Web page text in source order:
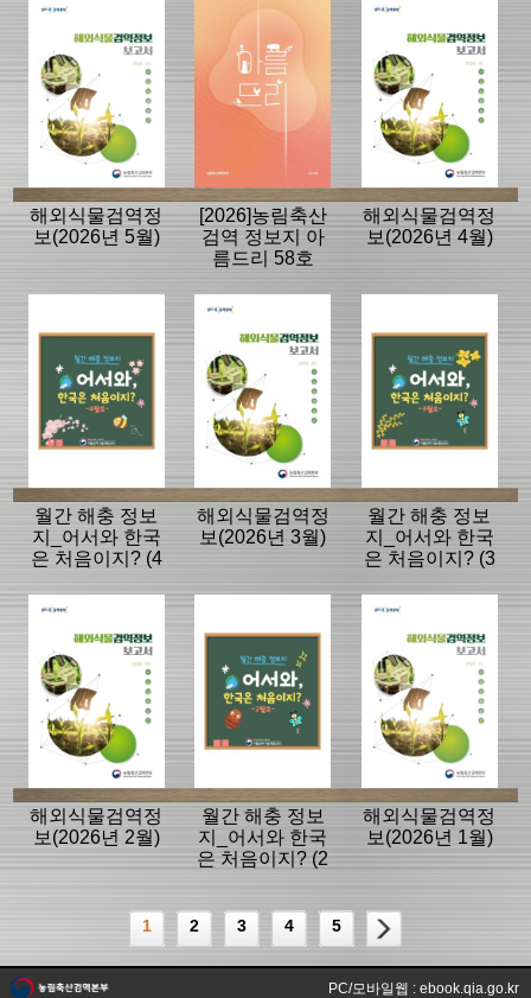
해외식물검역정
보(2026년 5월)
[2026]농림축산
검역 정보지 아
름드리 58호
해외식물검역정
보(2026년 4월)
월간 해충 정보
지_어서와 한국
은 처음이지? (4
해외식물검역정
보(2026년 3월)
월간 해충 정보
지_어서와 한국
은 처음이지? (3
해외식물검역정
보(2026년 2월)
월간 해충 정보
지_어서와 한국
은 처음이지? (2
해외식물검역정
보(2026년 1월)
1 2 3 4 5
PC/모바일웹 : ebook.qia.go.kr